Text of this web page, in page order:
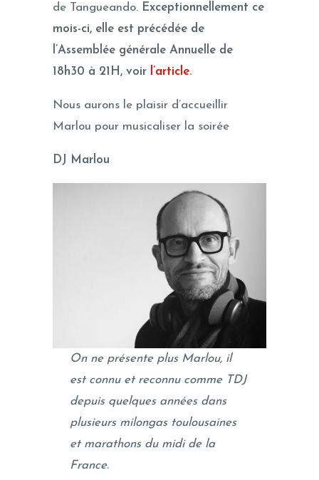
de Tangueando. Exceptionnellement ce
mois-ci, elle est précédée de
l’Assemblée générale Annuelle de
18h30 à 21H, voir l’article.
Nous aurons le plaisir d’accueillir
Marlou pour musicaliser la soirée
DJ Marlou
On ne présente plus Marlou, il
est connu et reconnu comme TDJ
depuis quelques années dans
plusieurs milongas toulousaines
et marathons du midi de la
France.